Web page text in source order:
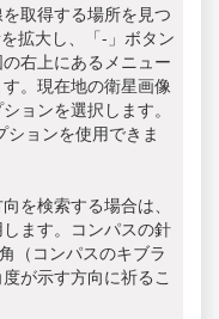
取得する場所を見つ
拡大し、「-」ボタン
右上にあるメニュー
。現在地の衛星画像
ョンを選択します。
ョンを使用できま
を検索する場合は、
ます。コンパスの針
（コンパスのキブラ
が示す方向に祈るこ